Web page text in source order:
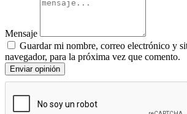
Mensaje
Guardar mi nombre, correo electrónico y
navegador, para la próxima vez que comento.
Enviar opinión